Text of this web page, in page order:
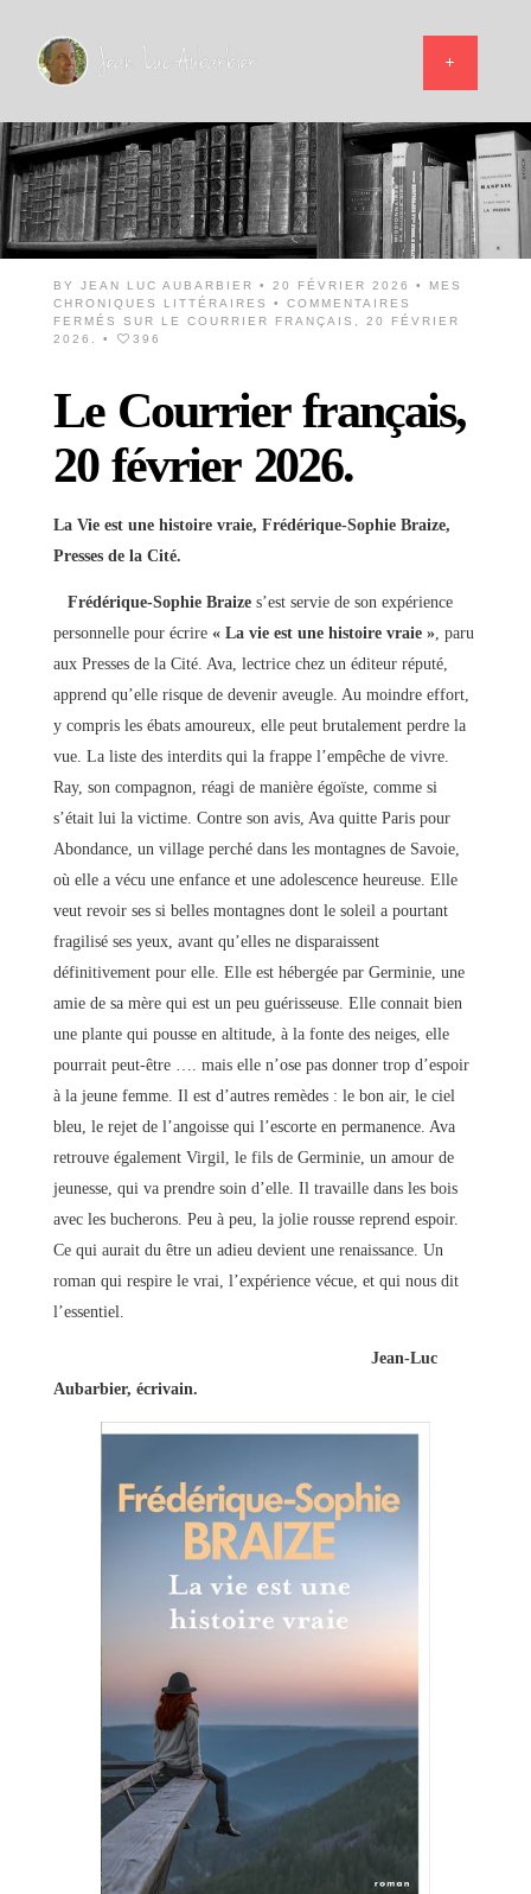
BY JEAN LUC AUBARBIER • 20 FÉVRIER 2026 •
MES
CHRONIQUES LITTÉRAIRES
• COMMENTAIRES
FERMÉS
SUR LE COURRIER FRANÇAIS, 20 FÉVRIER
2026.
• 396
Le Courrier français,
20 février 2026.
La Vie est une histoire vraie, Frédérique-Sophie Braize,
Presses de la Cité.
Frédérique-Sophie Braizes’est servie de son expérience
personnelle pour écrire « La vie est une histoire vraie », paru
aux Presses de la Cité. Ava, lectrice chez un éditeur réputé,
apprend qu’elle risque de devenir aveugle. Au moindre effort,
y compris les ébats amoureux, elle peut brutalement perdre la
vue. La liste des interdits qui la frappe l’empêche de vivre.
Ray, son compagnon, réagi de manière égoïste, comme si
s’était lui la victime. Contre son avis, Ava quitte Paris pour
Abondance, un village perché dans les montagnes de Savoie,
où elle a vécu une enfance et une adolescence heureuse. Elle
veut revoir ses si belles montagnes dont le soleil a pourtant
fragilisé ses yeux, avant qu’elles ne disparaissent
définitivement pour elle. Elle est hébergée par Germinie, une
amie de sa mère qui est un peu guérisseuse. Elle connait bien
une plante qui pousse en altitude, à la fonte des neiges, elle
pourrait peut-être …. mais elle n’ose pas donner trop d’espoir
à la jeune femme. Il est d’autres remèdes : le bon air, le ciel
bleu, le rejet de l’angoisse qui l’escorte en permanence. Ava
retrouve également Virgil, le fils de Germinie, un amour de
jeunesse, qui va prendre soin d’elle. Il travaille dans les bois
avec les bucherons. Peu à peu, la jolie rousse reprend espoir.
Ce qui aurait du être un adieu devient une renaissance. Un
roman qui respire le vrai, l’expérience vécue, et qui nous dit
l’essentiel.
Jean-Luc
Aubarbier, écrivain.